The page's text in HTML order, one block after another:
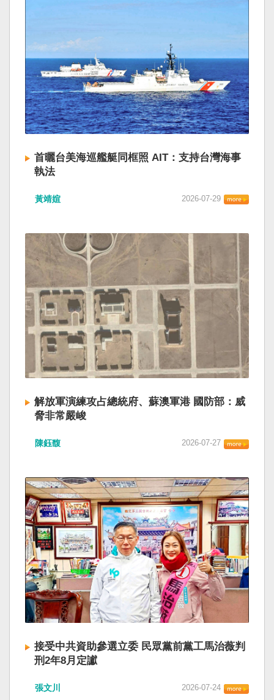
首曬台美海巡艦艇同框照 AIT：支持台灣海事
執法
黃靖媗 2026-07-29
解放軍演練攻占總統府、蘇澳軍港 國防部：威
脅非常嚴峻
陳鈺馥 2026-07-27
接受中共資助參選立委 民眾黨前黨工馬治薇判
刑2年8月定讞
張文川 2026-07-24